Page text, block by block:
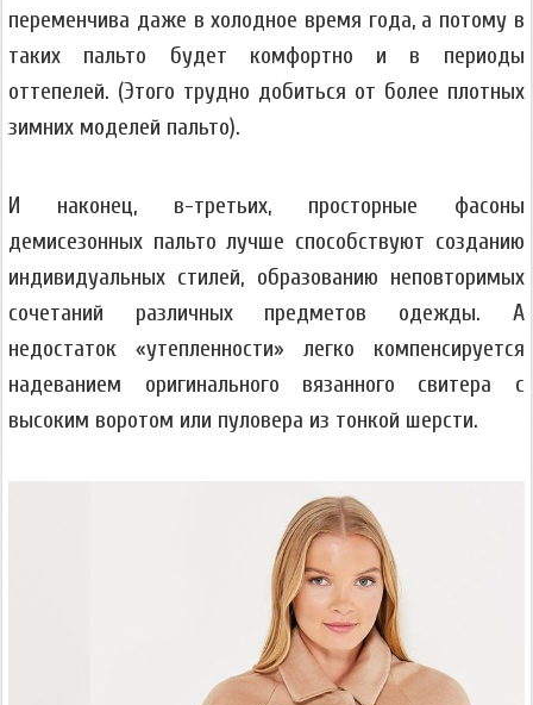
переменчива даже в холодное время года, а потому в
таких пальто будет комфортно и в периоды
оттепелей. (Этого трудно добиться от более плотных
зимних моделей пальто).
И наконец, в-третьих, просторные фасоны
демисезонных пальто лучше способствуют созданию
индивидуальных стилей, образованию неповторимых
сочетаний различных предметов одежды. А
недостаток «утепленности» легко компенсируется
надеванием оригинального вязанного свитера с
высоким воротом или пуловера из тонкой шерсти.